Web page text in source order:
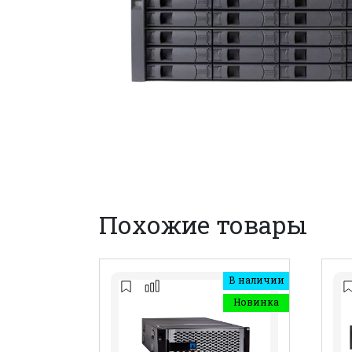
Похожие товары
В наличии
Новинка